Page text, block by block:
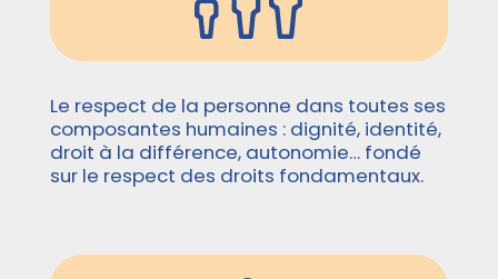
Le respect de la personne dans toutes ses
composantes humaines : dignité, identité,
droit à la différence, autonomie… fondé
sur le respect des droits fondamentaux.